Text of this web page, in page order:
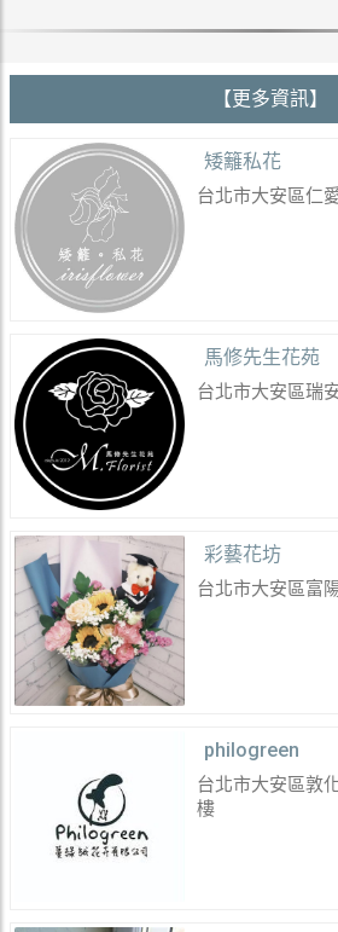
【更多資訊】
矮籬私花
台北市大安區仁
馬修先生花苑
台北市大安區瑞
彩藝花坊
台北市大安區富
philogreen
台北市大安區敦
樓